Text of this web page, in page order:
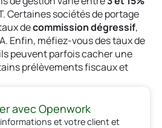
avec Openwork
et votre client et
Certaines sociétés de portage
decommission dégressif,
Enfin, méfiez-vous des taux de
peuvent parfois cacher une
prélèvements fiscaux et